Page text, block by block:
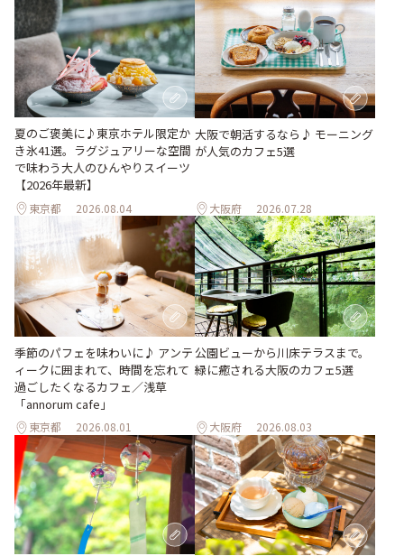
夏のご褒美に♪東京ホテル限定か
き氷41選。ラグジュアリーな空間
で味わう大人のひんやりスイーツ
【2026年最新】
東京都 2026.08.04
大阪で朝活するなら♪ モーニング
が人気のカフェ5選
大阪府 2026.07.28
季節のパフェを味わいに♪ アンテ
ィークに囲まれて、時間を忘れて
過ごしたくなるカフェ／浅草
「annorum cafe」
東京都 2026.08.01
公園ビューから川床テラスまで。
緑に癒される大阪のカフェ5選
大阪府 2026.08.03